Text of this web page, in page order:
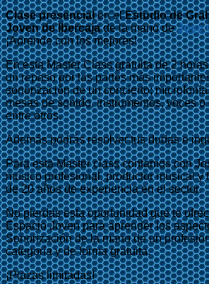
Clase presencialen elEstudio de
Joven de Ibercajade la mano deJose
¡Aprende con los mejores!
En esta Master Class gratuita de 2
un repaso por las partes más
sonorización de un concierto;
mesas de sonido, instrumentos, voces
entre otros.
Además podrás resolver tus dudas e
Para esta Master class contamos con
músico profesional, productor musical y
de 20 años de experiencia en el sector.
No pierdas esta oportunidad que te
Espacio Joven para aprender los
Sonorización de la mano de un
categoría y de forma gratuita.
¡Plazas limitadas!